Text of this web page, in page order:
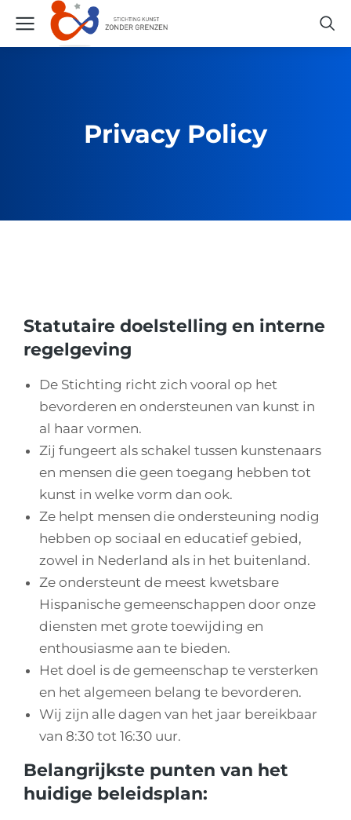
Privacy Policy
Statutaire doelstelling en interne
regelgeving
De Stichting richt zich vooral op het
bevorderen en ondersteunen van kunst in
al haar vormen.
Zij fungeert als schakel tussen kunstenaars
en mensen die geen toegang hebben tot
kunst in welke vorm dan ook.
Ze helpt mensen die ondersteuning nodig
hebben op sociaal en educatief gebied,
zowel in Nederland als in het buitenland.
Ze ondersteunt de meest kwetsbare
Hispanische gemeenschappen door onze
diensten met grote toewijding en
enthousiasme aan te bieden.
Het doel is de gemeenschap te versterken
en het algemeen belang te bevorderen.
Wij zijn alle dagen van het jaar bereikbaar
van 8:30 tot 16:30 uur.
Belangrijkste punten van het
huidige beleidsplan: